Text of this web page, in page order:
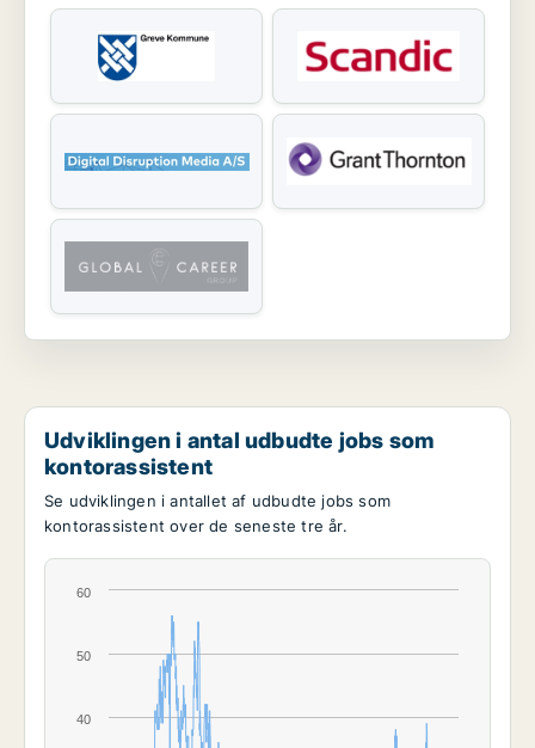
Udviklingen i antal udbudte jobs som
kontorassistent
Se udviklingen i antallet af udbudte jobs som
kontorassistent over de seneste tre år.
40
50
60